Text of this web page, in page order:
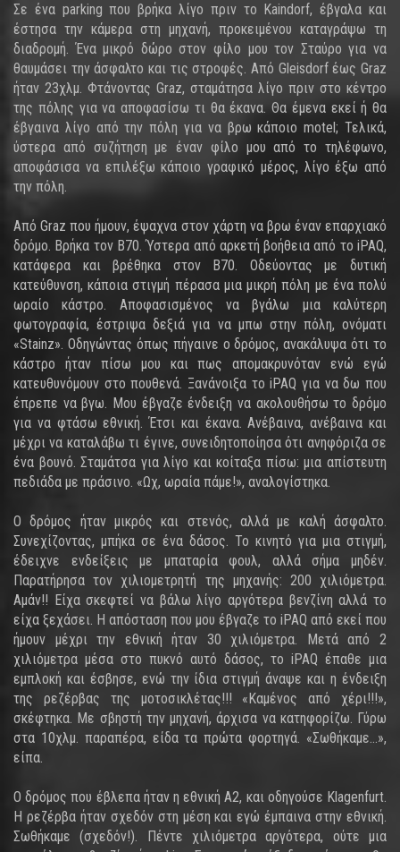
Σε ένα parking που βρήκα λίγο πριν το Kaindorf, έβγαλα και
έστησα την κάμερα στη μηχανή, προκειμένου καταγράψω τη
διαδρομή. Ένα μικρό δώρο στον φίλο μου τον Σταύρο για να
θαυμάσει την άσφαλτο και τις στροφές. Από Gleisdorf έως Graz
ήταν 23χλμ. Φτάνοντας Graz, σταμάτησα λίγο πριν στο κέντρο
της πόλης για να αποφασίσω τι θα έκανα. Θα έμενα εκεί ή θα
έβγαινα λίγο από την πόλη για να βρω κάποιο motel; Τελικά,
ύστερα από συζήτηση με έναν φίλο μου από το τηλέφωνο,
αποφάσισα να επιλέξω κάποιο γραφικό μέρος, λίγο έξω από
την πόλη.
Από Graz που ήμουν, έψαχνα στον χάρτη να βρω έναν επαρχιακό
δρόμο. Βρήκα τον B70. Ύστερα από αρκετή βοήθεια από το iPAQ,
κατάφερα και βρέθηκα στον B70. Οδεύοντας με δυτική
κατεύθυνση, κάποια στιγμή πέρασα μια μικρή πόλη με ένα πολύ
ωραίο κάστρο. Αποφασισμένος να βγάλω μια καλύτερη
φωτογραφία, έστριψα δεξιά για να μπω στην πόλη, ονόματι
«Stainz». Οδηγώντας όπως πήγαινε ο δρόμος, ανακάλυψα ότι το
κάστρο ήταν πίσω μου και πως απομακρυνόταν ενώ εγώ
κατευθυνόμουν στο πουθενά. Ξανάνοιξα το iPAQ για να δω που
έπρεπε να βγω. Μου έβγαζε ένδειξη να ακολουθήσω το δρόμο
για να φτάσω εθνική. Έτσι και έκανα. Ανέβαινα, ανέβαινα και
μέχρι να καταλάβω τι έγινε, συνειδητοποίησα ότι ανηφόριζα σε
ένα βουνό. Σταμάτσα για λίγο και κοίταξα πίσω: μια απίστευτη
πεδιάδα με πράσινο. «Ωχ, ωραία πάμε!», αναλογίστηκα.
Ο δρόμος ήταν μικρός και στενός, αλλά με καλή άσφαλτο.
Συνεχίζοντας, μπήκα σε ένα δάσος. Το κινητό για μια στιγμή,
έδειχνε ενδείξεις με μπαταρία φουλ, αλλά σήμα μηδέν.
Παρατήρησα τον χιλιομετρητή της μηχανής: 200 χιλιόμετρα.
Αμάν!! Είχα σκεφτεί να βάλω λίγο αργότερα βενζίνη αλλά το
είχα ξεχάσει. Η απόσταση που μου έβγαζε το iPAQ από εκεί που
ήμουν μέχρι την εθνική ήταν 30 χιλιόμετρα. Μετά από 2
χιλιόμετρα μέσα στο πυκνό αυτό δάσος, το iPAQ έπαθε μια
εμπλοκή και έσβησε, ενώ την ίδια στιγμή άναψε και η ένδειξη
της ρεζέρβας της μοτοσικλέτας!!! «Καμένος από χέρι!!!»,
σκέφτηκα. Με σβηστή την μηχανή, άρχισα να κατηφορίζω. Γύρω
στα 10χλμ. παραπέρα, είδα τα πρώτα φορτηγά. «Σωθήκαμε...»,
είπα.
Ο δρόμος που έβλεπα ήταν η εθνική Α2, και οδηγούσε Klagenfurt.
Η ρεζέρβα ήταν σχεδόν στη μέση και εγώ έμπαινα στην εθνική.
Σωθήκαμε (σχεδόν!). Πέντε χιλιόμετρα αργότερα, ούτε μια